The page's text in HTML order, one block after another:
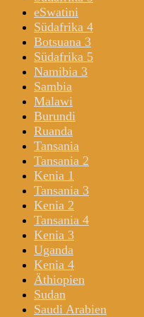
eSwatini
Südafrika 4
Botsuana 3
Südafrika 5
Namibia 3
Sambia
Malawi
Burundi
Ruanda
Tansania
Tansania 2
Kenia 1
Tansania 3
Kenia 2
Tansania 4
Kenia 3
Uganda
Kenia 4
Äthiopien
Sudan
Saudi Arabien